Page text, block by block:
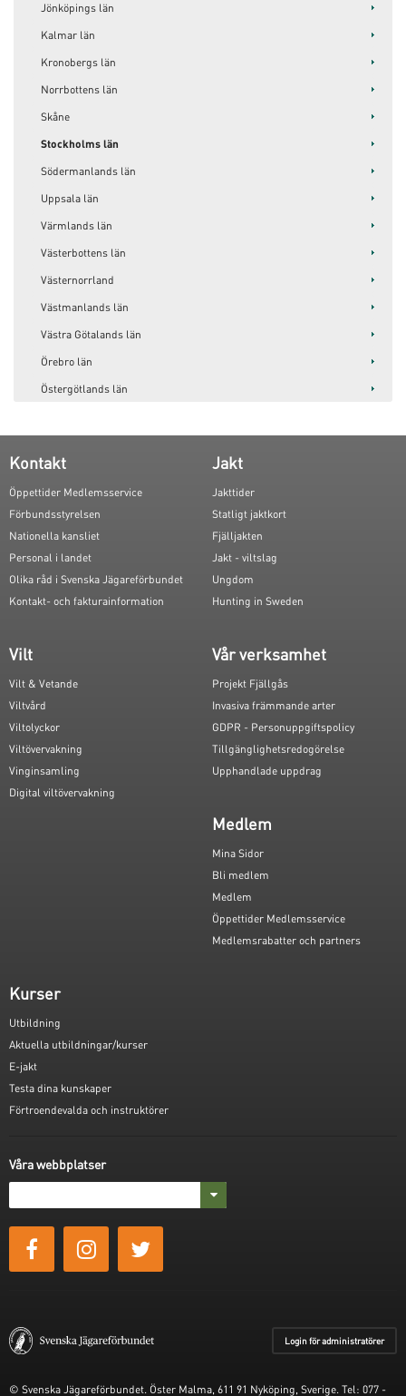
Jönköpings län
Kalmar län
Kronobergs län
Norrbottens län
Skåne
Stockholms län
Södermanlands län
Uppsala län
Värmlands län
Västerbottens län
Västernorrland
Västmanlands län
Västra Götalands län
Örebro län
Östergötlands län
Kontakt
Öppettider Medlemsservice
Förbundsstyrelsen
Nationella kansliet
Personal i landet
Olika råd i Svenska Jägareförbundet
Kontakt- och fakturainformation
Jakt
Jakttider
Statligt jaktkort
Fjälljakten
Jakt - viltslag
Ungdom
Hunting in Sweden
Vilt
Vilt & Vetande
Viltvård
Viltolyckor
Viltövervakning
Vinginsamling
Digital viltövervakning
Vår verksamhet
Projekt Fjällgås
Invasiva främmande arter
GDPR - Personuppgiftspolicy
Tillgänglighetsredogörelse
Upphandlade uppdrag
Medlem
Mina Sidor
Bli medlem
Medlem
Öppettider Medlemsservice
Medlemsrabatter och partners
Kurser
Utbildning
Aktuella utbildningar/kurser
E-jakt
Testa dina kunskaper
Förtroendevalda och instruktörer
Våra webbplatser
Login för administratörer
© Svenska Jägareförbundet. Öster Malma, 611 91 Nyköping, Sverige. Tel: 077 -